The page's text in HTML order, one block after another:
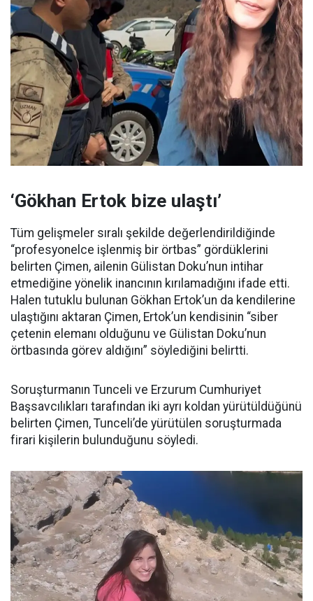
‘Gökhan Ertok bize ulaştı’
Tüm gelişmeler sıralı şekilde değerlendirildiğinde
“profesyonelce işlenmiş bir örtbas” gördüklerini
belirten Çimen, ailenin Gülistan Doku’nun intihar
etmediğine yönelik inancının kırılamadığını ifade etti.
Halen tutuklu bulunan Gökhan Ertok’un da kendilerine
ulaştığını aktaran Çimen, Ertok’un kendisinin “siber
çetenin elemanı olduğunu ve Gülistan Doku’nun
örtbasında görev aldığını” söylediğini belirtti.
Soruşturmanın Tunceli ve Erzurum Cumhuriyet
Başsavcılıkları tarafından iki ayrı koldan yürütüldüğünü
belirten Çimen, Tunceli’de yürütülen soruşturmada
firari kişilerin bulunduğunu söyledi.